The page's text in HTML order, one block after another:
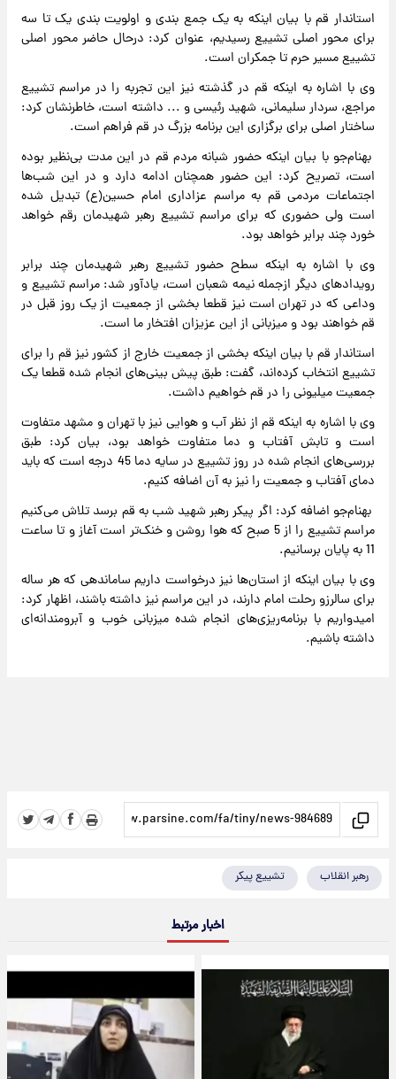
استاندار قم با بیان اینکه به یک جمع بندی و اولویت بندی یک تا سه
برای محور اصلی تشییع رسیدیم، عنوان کرد: درحال حاضر محور اصلی
تشییع مسیر حرم تا جمکران است.
وی با اشاره به اینکه قم در گذشته نیز این تجربه را در مراسم تشییع
مراجع، سردار سلیمانی، شهید رئیسی و ... داشته است، خاطرنشان کرد:
ساختار اصلی برای برگزاری این برنامه بزرگ در قم فراهم است.
بهنام‌جو با بیان اینکه حضور شبانه مردم قم در این مدت بی‌نظیر بوده
است، تصریح کرد: این حضور همچنان ادامه دارد و در این شب‌ها
اجتماعات مردمی قم به مراسم عزاداری امام حسین(ع) تبدیل شده
است ولی حضوری که برای مراسم تشییع رهبر شهیدمان رقم خواهد
خورد چند برابر خواهد بود.
وی با اشاره به اینکه سطح حضور تشییع رهبر شهیدمان چند برابر
رویدادهای دیگر ازجمله نیمه شعبان است، یادآور شد: مراسم تشییع و
وداعی که در تهران است نیز قطعا بخشی از جمعیت از یک روز قبل در
قم خواهند بود و میزبانی از این عزیزان افتخار ما است.
استاندار قم با بیان اینکه بخشی از جمعیت خارج از کشور نیز قم را برای
تشییع انتخاب کرده‌اند، گفت: طبق پیش بینی‌های انجام شده قطعا یک
جمعیت میلیونی را در قم خواهیم داشت.
وی با اشاره به اینکه قم از نظر آب و هوایی نیز با تهران و مشهد متفاوت
است و تابش آفتاب و دما متفاوت خواهد بود، بیان کرد: طبق
بررسی‌های انجام شده در روز تشییع در سایه دما 45 درجه است که باید
دمای آفتاب و جمعیت را نیز به آن اضافه کنیم.
بهنام‌جو اضافه کرد: اگر پیکر رهبر شهید شب به قم برسد تلاش می‌کنیم
مراسم تشییع را از 5 صبح که هوا روشن و خنک‌تر است آغاز و تا ساعت
11 به پایان برسانیم.
وی با بیان اینکه از استان‌ها نیز درخواست داریم ساماندهی که هر ساله
برای سالرزو رحلت امام دارند، در این مراسم نیز داشته باشند، اظهار کرد:
امیدواریم با برنامه‌ریزی‌های انجام شده میزبانی خوب و آبرومندانه‌ای
داشته باشیم.
رهبر انقلاب تشییع پیکر
اخبار مرتبط